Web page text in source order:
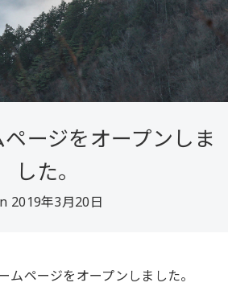
ージをオープンしま
した。
2019年3月20日
ムページをオープンしました。